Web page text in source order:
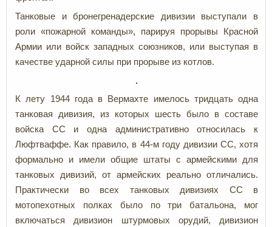
Танковые и бронегренадерские дивизии выступали в
роли «пожарной команды», парируя прорывы Красной
Армии или войск западных союзников, или выступая в
качестве ударной силы при прорыве из котлов.
К лету 1944 года в Вермахте имелось тридцать одна
танковая дивизия, из которых шесть было в составе
войска СС и одна административно относилась к
Люфтваффе. Как правило, в 44-м году дивизии СС, хотя
формально и имели общие штаты с армейскими для
танковых дивизий, от армейских реально отличались.
Практически во всех танковых дивизиях СС в
мотопехотных полках было по три батальона, мог
включаться дивизион штурмовых орудий, дивизион